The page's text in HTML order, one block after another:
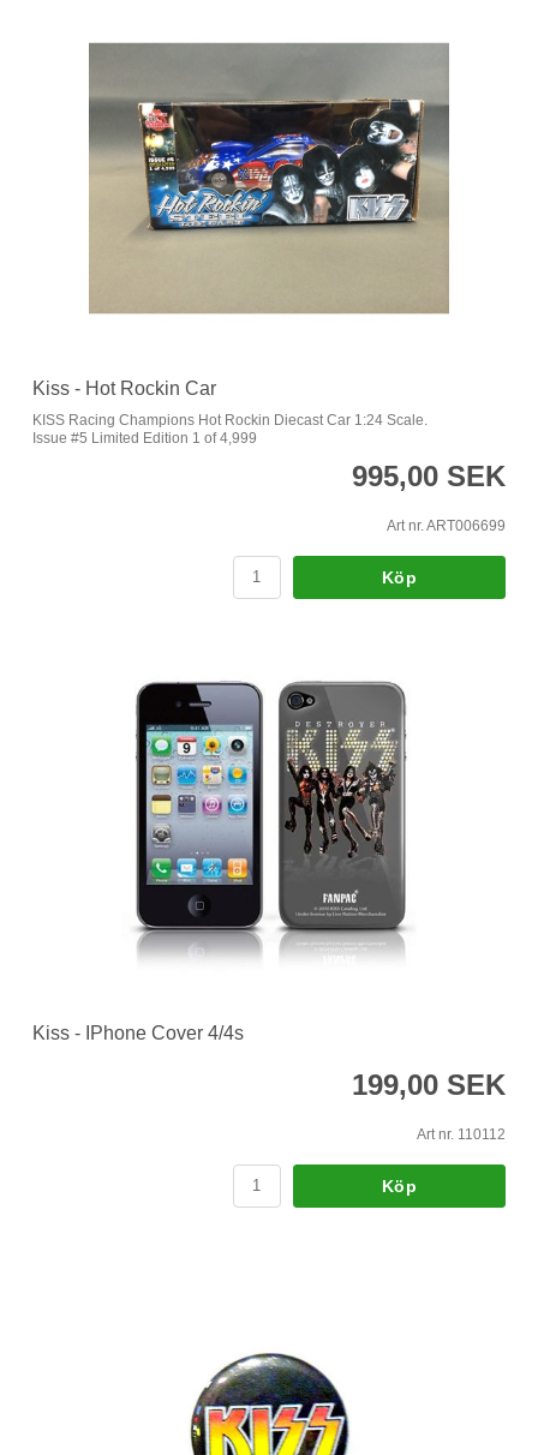
Kiss - Hot Rockin Car
KISS Racing Champions Hot Rockin Diecast Car 1:24 Scale.
Issue #5 Limited Edition 1 of 4,999
995,00 SEK
Art nr. ART006699
Köp
Kiss - IPhone Cover 4/4s
199,00 SEK
Art nr. 110112
Köp